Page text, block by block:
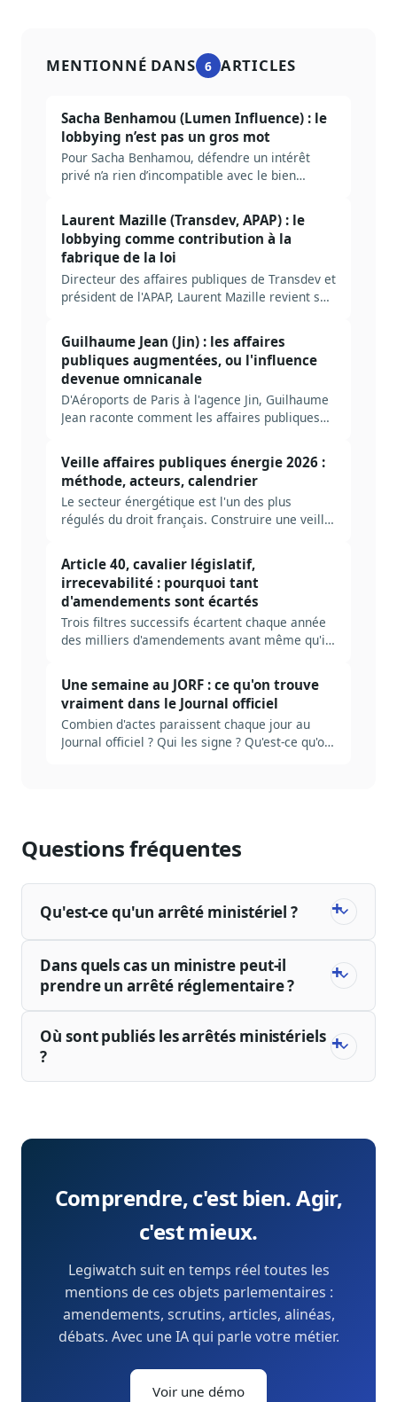
MENTIONNÉ DANS 6 ARTICLES
Sacha Benhamou (Lumen Influence) : le
lobbying n’est pas un gros mot
Pour Sacha Benhamou, défendre un intérêt
privé n’a rien d’incompatible avec le bien
transparence et la fabrique de la loi.
Laurent Mazille (Transdev, APAP) : le
lobbying comme contribution à la
fabrique de la loi
Directeur des affaires publiques de Transdev et
président de l'APAP, Laurent Mazille revient sur
l'IA change au métier.
Guilhaume Jean (Jin) : les affaires
publiques augmentées, ou l'influence
devenue omnicanale
D'Aéroports de Paris à l'agence Jin, Guilhaume
Jean raconte comment les affaires publiques
dirigeant ambassadeur, IA et préparation de
2027.
Veille affaires publiques énergie 2026 :
méthode, acteurs, calendrier
Le secteur énergétique est l'un des plus
régulés du droit français. Construire une veille
dossiers, les bonnes autorités, les bons
signaux. Méthode complète, ancrée dans le
cycle PPE / loi de programmation énergie-
climat / ARENH.
Article 40, cavalier législatif,
irrecevabilité : pourquoi tant
d'amendements sont écartés
Trois filtres successifs écartent chaque année
des milliers d'amendements avant même qu'ils
avec le texte, qualité légistique. Décodage des
règles, des seuils tolérés, et de ce que ça
change pour qui veut peser sur la loi.
Une semaine au JORF : ce qu'on trouve
vraiment dans le Journal officiel
Combien d'actes paraissent chaque jour au
Journal officiel ? Qui les signe ? Qu'est-ce qu'on
Questions fréquentes
Qu'est-ce qu'un arrêté ministériel ?
Dans quels cas un ministre peut-il
prendre un arrêté réglementaire ?
Où sont publiés les arrêtés ministériels
?
Comprendre, c'est bien. Agir,
c'est mieux.
Legiwatch suit en temps réel toutes les
mentions de ces objets parlementaires :
amendements, scrutins, articles, alinéas,
débats. Avec une IA qui parle votre métier.
Voir une démo